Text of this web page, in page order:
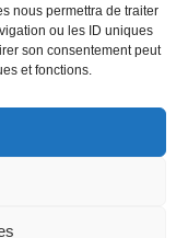
nous permettra de traiter
ou les ID uniques
son consentement peut
et fonctions.